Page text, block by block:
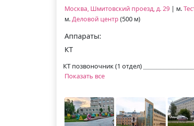
Москва, Шмитовский проезд, д. 29 | м.
м.Деловой центр (500 м)
Аппараты:
КТ
КТ позвоночник (1 отдел)
Показать все